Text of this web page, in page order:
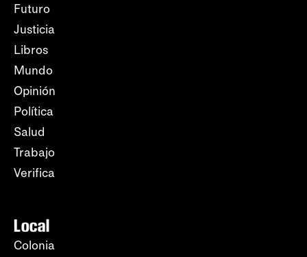
Futuro
Justicia
Libros
Mundo
Opinión
Política
Salud
Trabajo
Verifica
Local
Colonia